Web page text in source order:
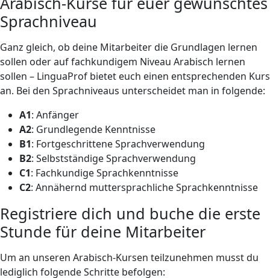
Sprachniveau
Ganz gleich, ob deine Mitarbeiter die Grundlagen lernen
sollen oder auf fachkundigem Niveau Arabisch lernen
sollen – LinguaProf bietet euch einen entsprechenden Kurs
an. Bei den Sprachniveaus unterscheidet man in folgende:
A1: Anfänger
A2: Grundlegende Kenntnisse
B1: Fortgeschrittene Sprachverwendung
B2: Selbstständige Sprachverwendung
C1: Fachkundige Sprachkenntnisse
C2: Annähernd muttersprachliche Sprachkenntnisse
Registriere dich und buche die erste
Stunde für deine Mitarbeiter
Um an unseren Arabisch-Kursen teilzunehmen musst du
lediglich folgende Schritte befolgen: